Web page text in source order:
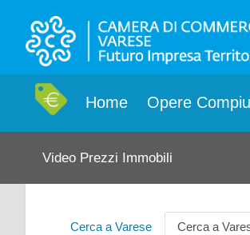
Home Opere
Video Prezzi Immobili
Cerca a Varese Cerca a